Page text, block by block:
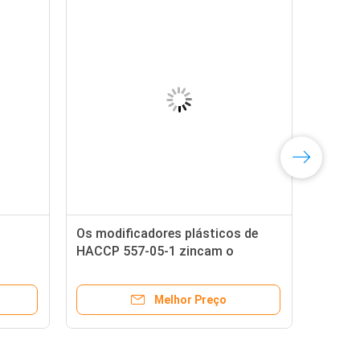
Os modificadores plásticos de
HACCP 557-05-1 zincam o
Melhor Preço